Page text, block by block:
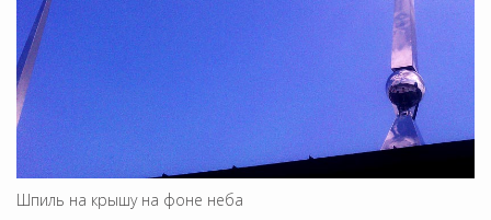
Шпиль на крышу на фоне неба